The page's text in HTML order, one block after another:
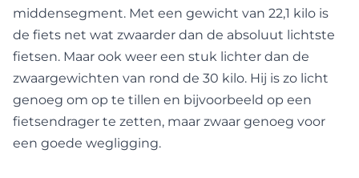
middensegment. Met een gewicht van 22,1 kilo is
de fiets net wat zwaarder dan de absoluut lichtste
fietsen. Maar ook weer een stuk lichter dan de
zwaargewichten van rond de 30 kilo. Hij is zo licht
genoeg om op te tillen en bijvoorbeeld op een
fietsendrager te zetten, maar zwaar genoeg voor
een goede wegligging.